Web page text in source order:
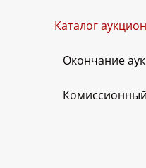
Каталог
Окончание
Комиссионный